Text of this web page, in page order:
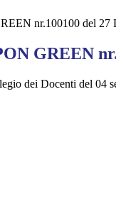
nr.100100 del 27
GREEN
dei Docenti del 04